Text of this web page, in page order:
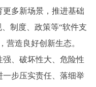
多新场景，推进基础
制度、政策等“软件支
营造良好创新生态。
、破坏性大、危险性
步压实责任、落细举